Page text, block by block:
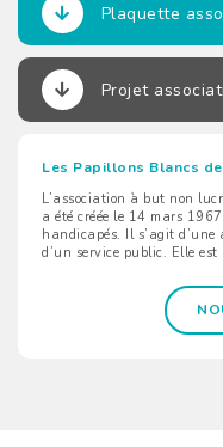
Plaquette
Projet
Les Papillons Blancs
L’association à but non
a été créée le 14 mars
handicapés. Il s’agit d’une
d’un service public. Elle